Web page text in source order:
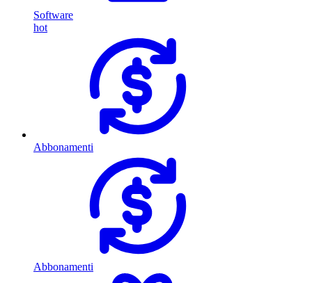
Software
hot
Abbonamenti
Abbonamenti